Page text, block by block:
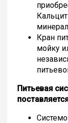
Кран
мойку
Питьевая